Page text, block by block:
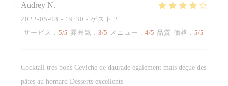
Audrey N
2022-05-08 - 19:30 - ゲスト 2
サービス : 5/5 雰囲気 : 3/5 メニュー : 4/5 品質-価格 : 5/5
Cocktail très bons Ceviche de daurade également mais déçue des
pâtes au homard Desserts excellents